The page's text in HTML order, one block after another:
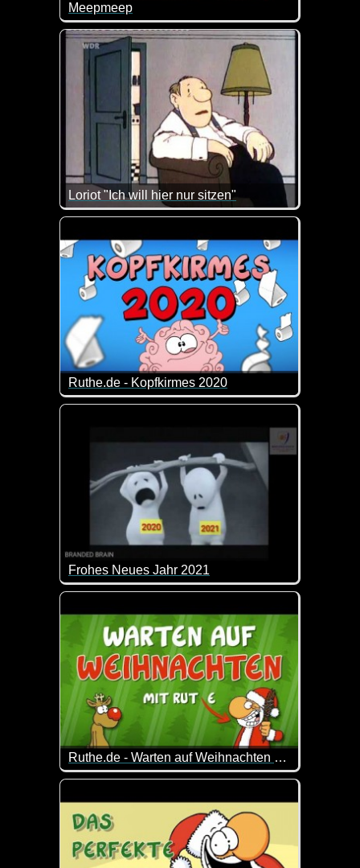
Meepmeep
Saublöd, aber man muss spontan drüber lachen :-)
Loriot "Ich will hier nur sitzen"
Zum Ehegattentag passt dieses Video doch wie
Ruthe.de - Kopfkirmes 2020
Wenn das vergangene Jahr ein Lied wäre, dann
Frohes Neues Jahr 2021
Ich wünsche dir fürs Neue Jahr alles Liebe und
Ruthe.de - Warten auf Weihnachten (30 Minuten Rudi & Santa)
Es ist noch Zeit bis zur Bescherung und ihr wisst
30 fette Minuten Ruthe-Weihnachtsvideos!